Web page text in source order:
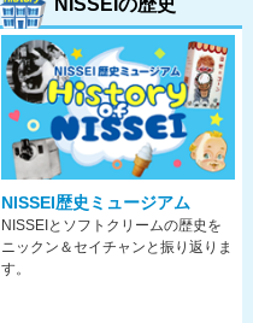
NISSEI歴史ミュージアム
NISSEIとソフトクリームの歴史を
ニックン＆セイチャンと振り返りま
す。